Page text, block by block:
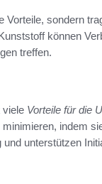
Vorteile, sondern
können
treffen.
viele Vorteile für die
indem
unterstützen